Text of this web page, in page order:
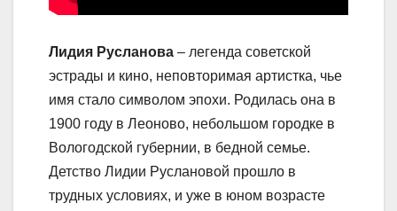
Лидия Русланова – легенда советской
эстрады и кино, неповторимая артистка, чье
имя стало символом эпохи. Родилась она в
1900 году в Леоново, небольшом городке в
Вологодской губернии, в бедной семье.
Детство Лидии Руслановой прошло в
трудных условиях, и уже в юном возрасте